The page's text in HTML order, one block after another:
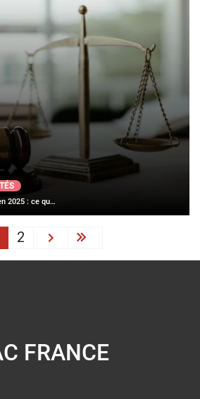
2025 : ce qu…
2 Next ›
FRANCE